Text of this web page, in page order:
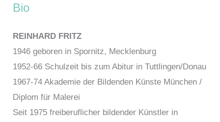
Bio
REINHARD FRITZ
1946 geboren in Spornitz, Mecklenburg
1952-66 Schulzeit bis zum Abitur in Tuttlingen/Donau
1967-74 Akademie der Bildenden Künste München /
Diplom für Malerei
Seit 1975 freiberuflicher bildender Künstler in